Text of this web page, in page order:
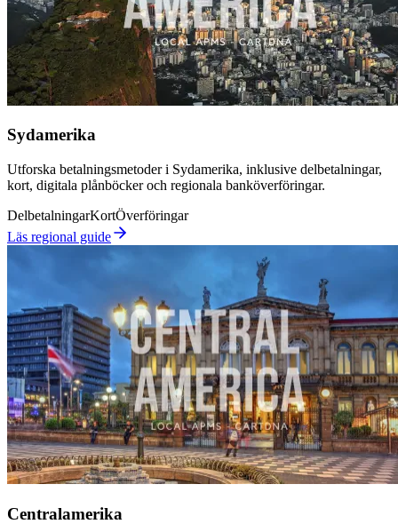
Sydamerika
Utforska betalningsmetoder i Sydamerika, inklusive delbetalningar,
kort, digitala plånböcker och regionala banköverföringar.
DelbetalningarKortÖverföringar
Läs regional guide
Centralamerika